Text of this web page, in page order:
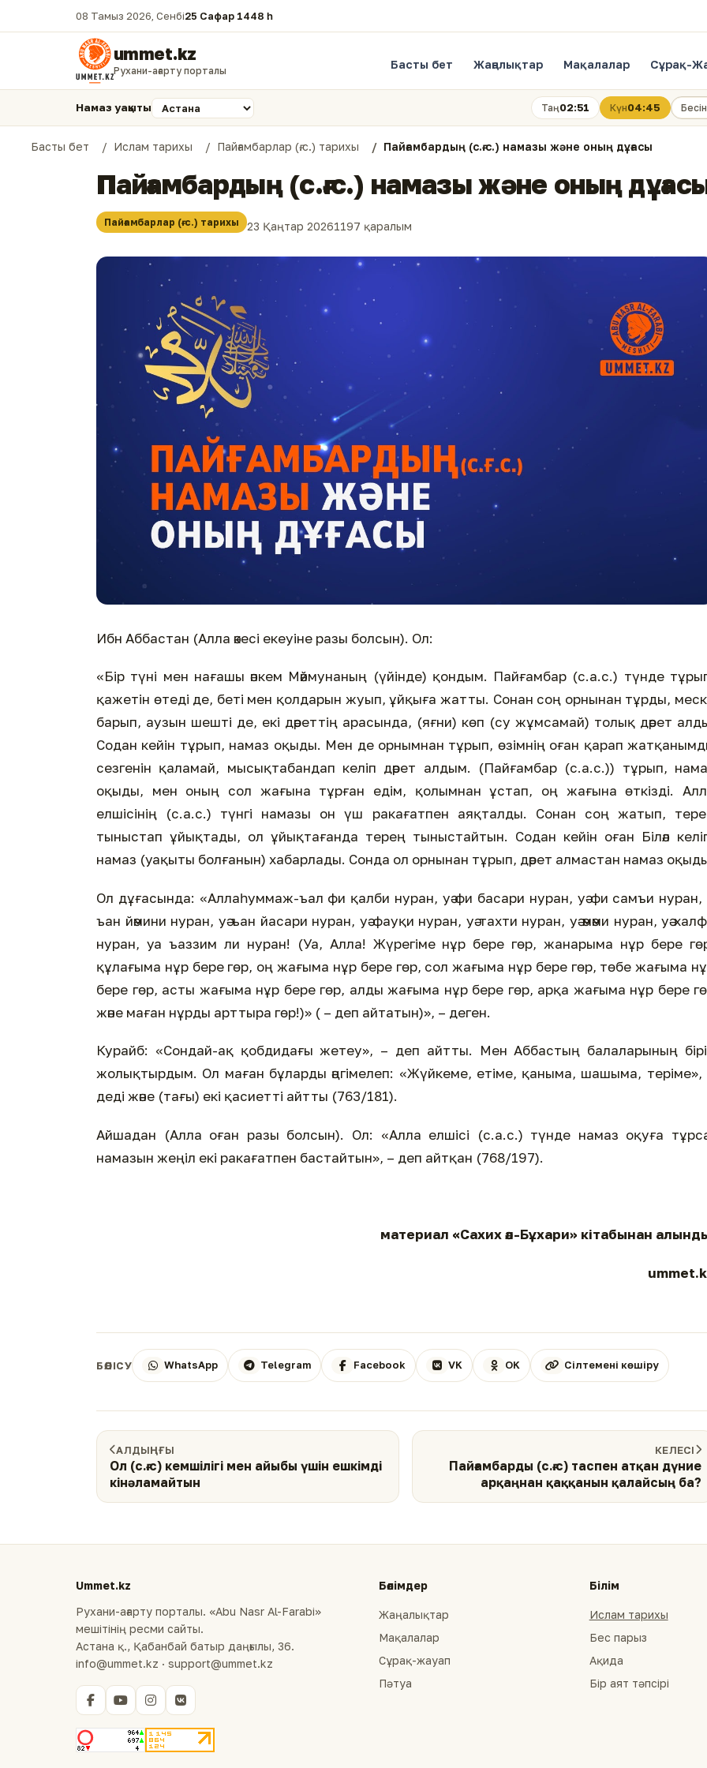
08 Тамыз 2026, Сенбі25 Сафар 1448 һ.
ummet.kz
Рухани-ағарту порталы Басты бет Жаңалықтар Мақалалар Сұрақ-
Намаз уақыты Таң02:51 Күн04:45 Бесін
Басты бет Ислам тарихы Пайғамбарлар (ғ.с.) тарихы Пайғамбардың (с.ғ.с.) намазы және оның дұғасы
Пайғамбардың (с.ғ.с.) намазы және оның
Пайғамбарлар (ғ.с.) тарихы 23 Қаңтар 20261197 қаралым
Ибн Аббастан (Алла әкесі екеуіне разы болсын). Ол:
«Бір түні мен нағашы әпкем Мәймунаның (үйінде) қондым. Пайғамбар (с.а.с.) түнде
қажетін өтеді де, беті мен қолдарын жуып, ұйқыға жатты. Сонан соң орнынан тұрды,
барып, аузын шешті де, екі дәреттің арасында, (яғни) көп (су жұмсамай) толық дәрет
Содан кейін тұрып, намаз оқыды. Мен де орнымнан тұрып, өзімнің оған қарап
сезгенін қаламай, мысықтабандап келіп дәрет алдым. (Пайғамбар (с.а.с.)) тұрып,
оқыды, мен оның сол жағына тұрған едім, қолымнан ұстап, оң жағына өткізді.
елшісінің (с.а.с.) түнгі намазы он үш ракағатпен аяқталды. Сонан соң жатып,
тыныстап ұйықтады, ол ұйықтағанда терең тыныстайтын. Содан кейін оған Біләл
намаз (уақыты болғанын) хабарлады. Сонда ол орнынан тұрып, дәрет алмастан намаз
Ол дұғасында: «Аллаһуммаж-ъал фи қалби нуран, уә фи басари нуран, уә фи самъи нуран,
ъан йәмини нуран, уә ъан йасари нуран, уә фауқи нуран, уә тахти нуран, уә әмәми нуран, уә
нуран, уа ъаззим ли нуран! (Уа, Алла! Жүрегіме нұр бере гөр, жанарыма нұр бере
құлағыма нұр бере гөр, оң жағыма нұр бере гөр, сол жағыма нұр бере гөр, төбе жағыма
бере гөр, асты жағыма нұр бере гөр, алды жағыма нұр бере гөр, арқа жағыма нұр бере
және маған нұрды арттыра гөр!)» ( – деп айтатын)», – деген.
Курайб: «Сондай-ақ қобдидағы жетеу», – деп айтты. Мен Аббастың балаларының
жолықтырдым. Ол маған бұларды әңгімелеп: «Жүйкеме, етіме, қаныма, шашыма, теріме»,
деді және (тағы) екі қасиетті айтты (763/181).
Айшадан (Алла оған разы болсын). Ол: «Алла елшісі (с.а.с.) түнде намаз оқуға
намазын жеңіл екі ракағатпен бастайтын», – деп айтқан (768/197).
материал «Сахих әл-Бұхари» кітабынан
БӨЛІСУ WhatsApp Telegram Facebook VK OK Сілтемені көшіру
АЛДЫҢҒЫ
Ол (с.ғ.с) кемшілігі мен айыбы үшін ешкімді
кінәламайтын
КЕЛЕСІ
Пайғамбарды (с.ғ.с) таспен атқан дүние
арқаңнан қаққанын қалайсың ба?
Ummet.kz
Рухани-ағарту порталы. «Abu Nasr Al-Farabi»
мешітінің ресми сайты.
Астана қ., Қабанбай батыр даңғылы, 36.
info@ummet.kz · support@ummet.kz
Бөлімдер
Жаңалықтар
Мақалалар
Сұрақ-жауап
Пәтуа
Білім
Ислам тарихы
Бес парыз
Ақида
Бір аят тәпсірі